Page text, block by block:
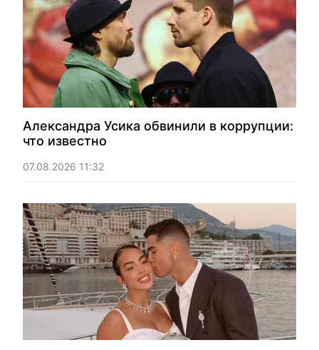
Александра Усика обвинили в коррупции:
что известно
07.08.2026 11:32